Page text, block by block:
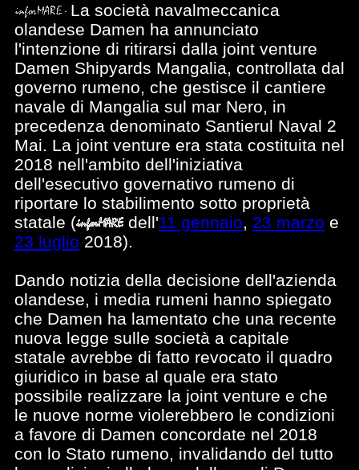
La società navalmeccanica
olandese Damen ha annunciato
l'intenzione di ritirarsi dalla joint venture
Damen Shipyards Mangalia, controllata dal
governo rumeno, che gestisce il cantiere
navale di Mangalia sul mar Nero, in
precedenza denominato Santierul Naval 2
Mai. La joint venture era stata costituita nel
2018 nell'ambito dell'iniziativa
dell'esecutivo governativo rumeno di
riportare lo stabilimento sotto proprietà
statale ( dell'11 gennaio, 23 marzo e
23 luglio 2018).
Dando notizia della decisione dell'azienda
olandese, i media rumeni hanno spiegato
che Damen ha lamentato che una recente
nuova legge sulle società a capitale
statale avrebbe di fatto revocato il quadro
giuridico in base al quale era stato
possibile realizzare la joint venture e che
le nuove norme violerebbero le condizioni
a favore di Damen concordate nel 2018
con lo Stato rumeno, invalidando del tutto